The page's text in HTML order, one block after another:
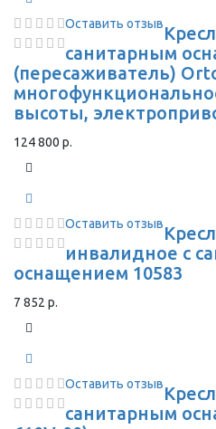
Оставить отзыв
санитарным
(пересаживатель)
высоты,
124 800 р.
Оставить отзыв
инвалидное с
оснащением 10583
7 852 р.
Оставить отзыв
санитарным